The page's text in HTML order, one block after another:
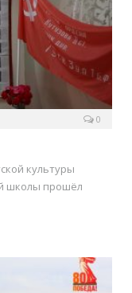
0
культуры
школы прошёл